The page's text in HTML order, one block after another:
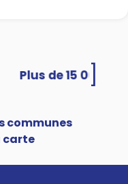
communes
carte